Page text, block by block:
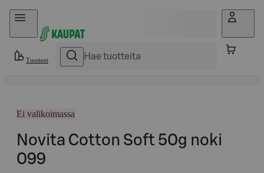
Hyppää sisältöön
Tuotteet
Ei valikoimassa
Novita Cotton Soft 50g noki
099